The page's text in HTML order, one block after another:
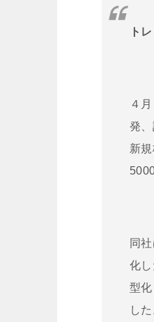
ト
４
発
新
同
化
型
した